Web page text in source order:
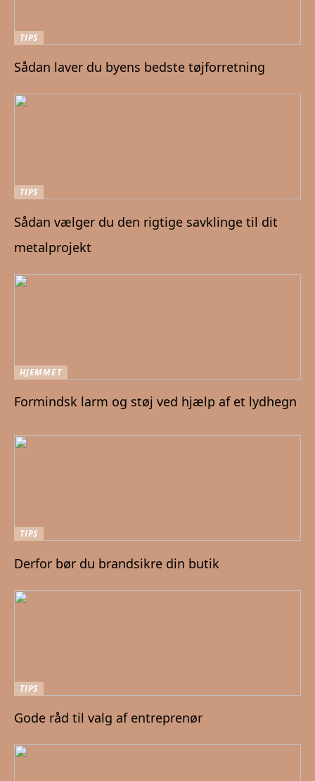
TIPS
Sådan laver du byens bedste tøjforretning
TIPS
Sådan vælger du den rigtige savklinge til dit
metalprojekt
HJEMMET
Formindsk larm og støj ved hjælp af et lydhegn
TIPS
Derfor bør du brandsikre din butik
TIPS
Gode råd til valg af entreprenør